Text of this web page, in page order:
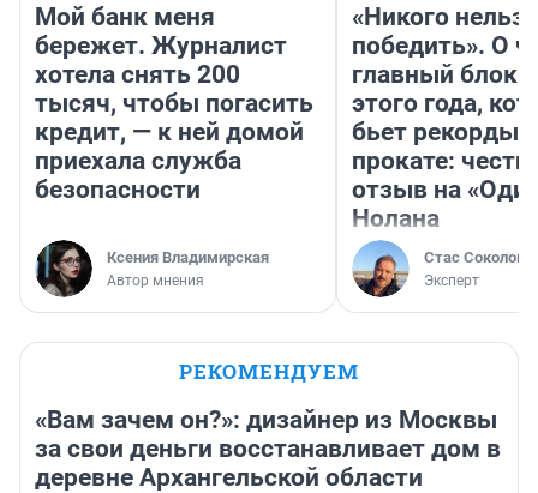
Мой банк меня
бережет. Журналист
хотела снять 200
тысяч, чтобы погасить
кредит, — к ней домой
приехала служба
безопасности
Ксения Владимирская
Автор мнения
«Никого нельзя
победить». О
главный
этого года,
бьет рекорды в
прокате:
отзыв на
Нолана
Стас Соколов
Эксперт
РЕКОМЕНДУЕМ
«Вам зачем он?»: дизайнер из Москвы
за свои деньги восстанавливает дом в
деревне Архангельской области